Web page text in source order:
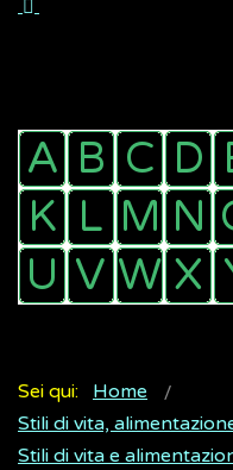
Sei qui:
Home
Stili di vita,
Stili di vita e